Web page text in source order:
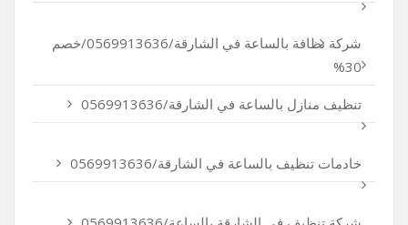
شركة نظافة بالساعة في الشارقة/0569913636/خصم
30%
تنظيف منازل بالساعة في الشارقة/0569913636
خادمات تنظيف بالساعة في الشارقة/0569913636